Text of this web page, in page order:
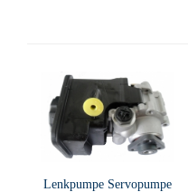
Lenkpumpe Servopumpe